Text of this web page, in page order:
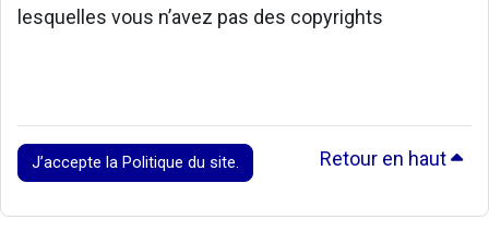
lesquelles vous n’avez pas des copyrights
J’accepte la Politique du site. Retour en haut